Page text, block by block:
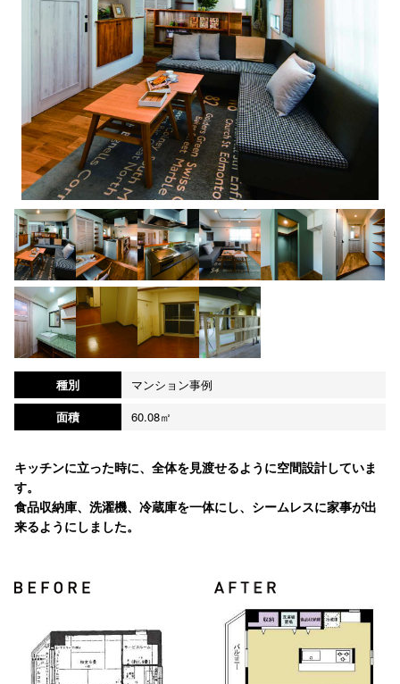
種別
マンション事例
面積
60.08㎡
キッチンに立った時に、全体を見渡せるように空間設計していま
す。
食品収納庫、洗濯機、冷蔵庫を一体にし、シームレスに家事が出
来るようにしました。